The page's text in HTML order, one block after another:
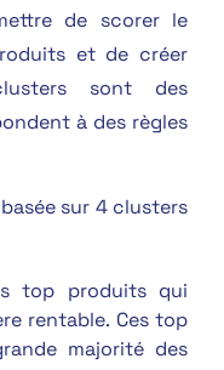
de scorer le
et de créer
sont des
à des règles
sur 4 clusters
top produits qui
rentable. Ces top
majorité des